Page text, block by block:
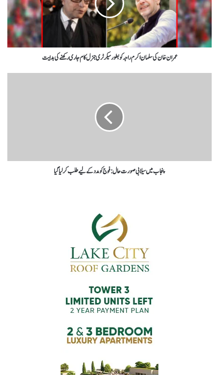
عمران خان کی سلمان اکرم راجہ کو بطورسیکرٹری جنرل کام جاری رکھنےکی ہدایت
پنجاب میں سیلابی صورت حال: فوج کو مدد کےلیے طلب کرلیا گیا